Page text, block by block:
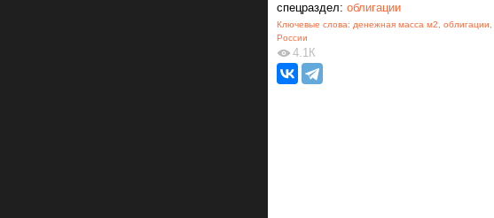
спецраздел: облигации
Ключевые слова: денежная масса м2, облигации,
России
4.1К